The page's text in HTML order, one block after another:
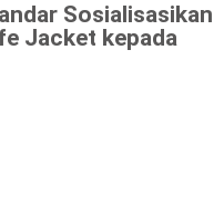
Sosialisasikan
Jacket kepada